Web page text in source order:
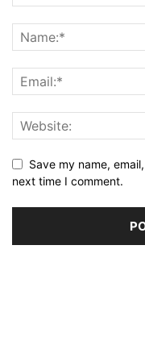
Save my name,
next time I comment.